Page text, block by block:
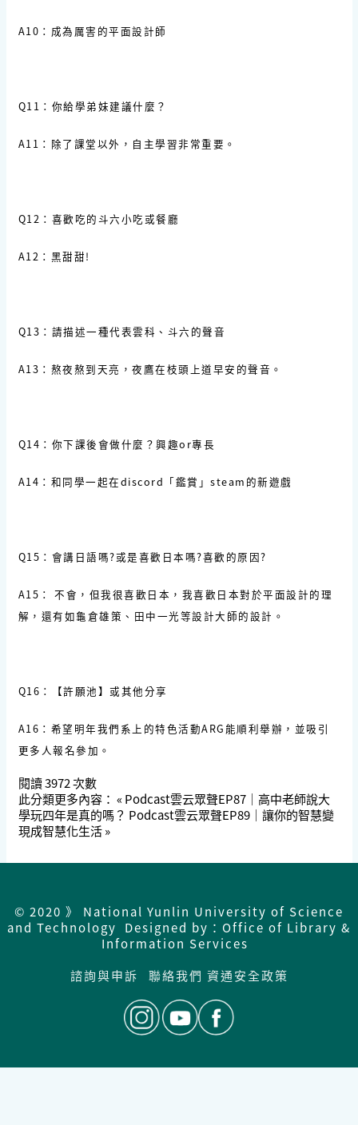
A10：成為厲害的平面設計師
Q11：你給學弟妹建議什麼？
A11：除了課堂以外，自主學習非常重要。
Q12：喜歡吃的斗六小吃或餐廳
A12：黑甜甜!
Q13：請描述一種代表雲科、斗六的聲音
A13：熬夜熬到天亮，夜鷹在枝頭上道早安的聲音。
Q14：你下課後會做什麼？興趣or專長
A14：和同學一起在discord「鑑賞」steam的新遊戲
Q15：會講日語嗎?或是喜歡日本嗎?喜歡的原因?
A15： 不會，但我很喜歡日本，我喜歡日本對於平面設計的理
解，還有如龜倉雄策、田中一光等設計大師的設計。
Q16：【許願池】或其他分享
A16：希望明年我們系上的特色活動ARG能順利舉辦，並吸引
更多人報名參加。
閱讀3972次數
此分類更多內容： « Podcast雲云眾聲EP87｜高中老師說大
學玩四年是真的嗎？ Podcast雲云眾聲EP89｜讓你的智慧變
現成智慧化生活 »
© 2020 》 National Yunlin University of Science
and Technology Designed by：Office of Library &
Information Services
諮詢與申訴
聯絡我們 資通安全政策